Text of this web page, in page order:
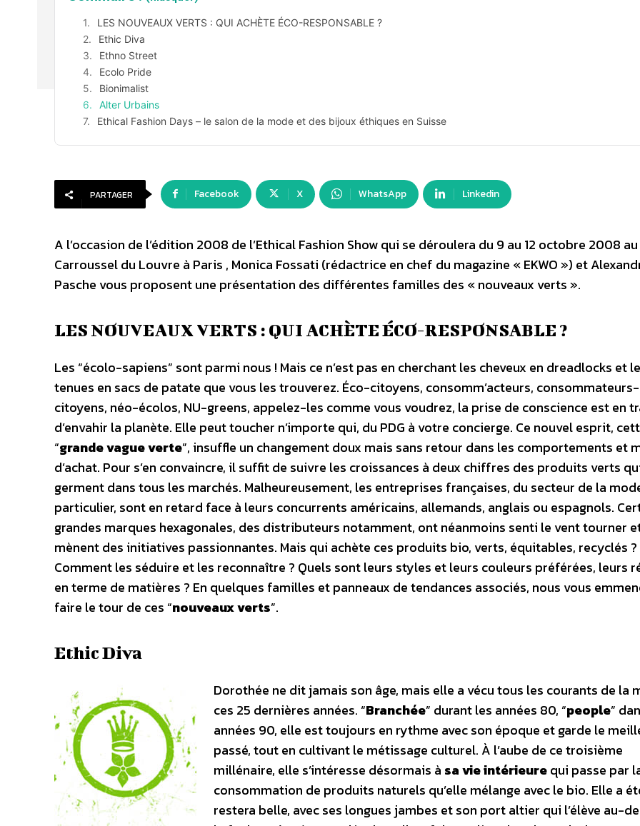
LES NOUVEAUX VERTS : QUI ACHÈTE ÉCO-RESPONSABLE ?
Ethic Diva
Ethno Street
Ecolo Pride
Bionimalist
Alter Urbains
Ethical Fashion Days – le salon de la mode et des bijoux éthiques en Suisse
PARTAGER Facebook X WhatsApp Linkedin
A l’occasion de l’édition 2008 de l’Ethical Fashion Show qui se déroulera du 9 au 12 octobre 2008 au
Carroussel du Louvre à Paris , Monica Fossati (rédactrice en chef du magazine « EKWO ») et
Pasche vous proposent une présentation des différentes familles des « nouveaux verts ».
LES NOUVEAUX VERTS : QUI ACHÈTE ÉCO-RESPONSABLE ?
Les “écolo-sapiens” sont parmi nous ! Mais ce n’est pas en cherchant les cheveux en dreadlocks et
tenues en sacs de patate que vous les trouverez. Éco-citoyens, consomm’acteurs, consommateurs-
citoyens, néo-écolos, NU-greens, appelez-les comme vous voudrez, la prise de conscience est en
d’envahir la planète. Elle peut toucher n’importe qui, du PDG à votre concierge. Ce nouvel esprit,
“grande vague verte”, insuffle un changement doux mais sans retour dans les comportements et
d’achat. Pour s’en convaincre, il suffit de suivre les croissances à deux chiffres des produits verts
germent dans tous les marchés. Malheureusement, les entreprises françaises, du secteur de la
particulier, sont en retard face à leurs concurrents américains, allemands, anglais ou espagnols.
grandes marques hexagonales, des distributeurs notamment, ont néanmoins senti le vent tourner
mènent des initiatives passionnantes. Mais qui achète ces produits bio, verts, équitables, recyclés ?
Comment les séduire et les reconnaître ? Quels sont leurs styles et leurs couleurs préférées, leurs
en terme de matières ? En quelques familles et panneaux de tendances associés, nous vous
faire le tour de ces “nouveaux verts”.
Ethic Diva
Dorothée ne dit jamais son âge, mais elle a vécu tous les courants de la
ces 25 dernières années. “Branchée” durant les années 80, “people”
années 90, elle est toujours en rythme avec son époque et garde le
passé, tout en cultivant le métissage culturel. À l’aube de ce troisième
millénaire, elle s’intéresse désormais à sa vie intérieurequi passe par
consommation de produits naturels qu’elle mélange avec le bio. Elle a
restera belle, avec ses longues jambes et son port altier qui l’élève au-